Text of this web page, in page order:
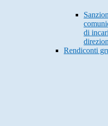
di
Rendiconti